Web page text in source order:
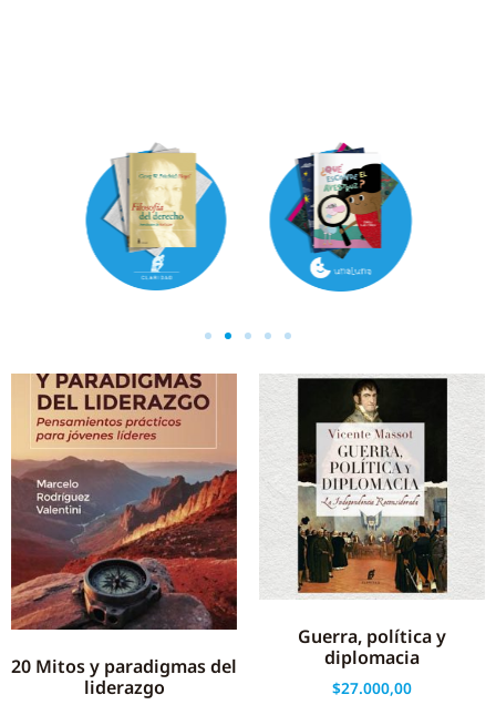
20 Mitos y paradigmas del
liderazgo
Guerra, política y
diplomacia
$27.000,00